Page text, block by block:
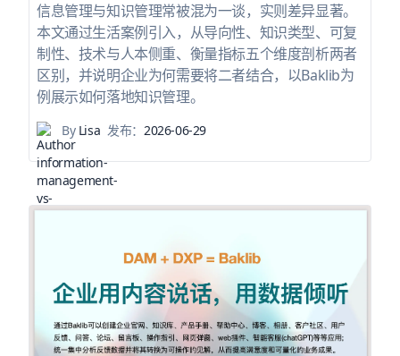
信息管理与知识管理常被混为一谈，实则差异显著。
本文通过生活案例引入，从导向性、知识类型、可复
制性、技术与人本侧重、衡量指标五个维度剖析两者
区别，并说明企业为何需要将二者结合，以Baklib为
例展示如何落地知识管理。
ByLisa 发布：2026-06-29